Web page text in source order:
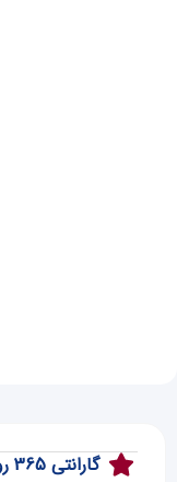
گارانتی 365 روزه تمام خدمات تعمیری